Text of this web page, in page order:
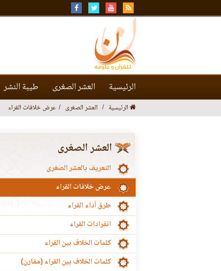
الرئيسية العشر الصغرى طيبة النشر
الرئيسية العشر الصغرى عرض خلافات القراء
العشر الصغرى
التعريف بالعشر الصغرى
عرض خلافات القراء
طرق أداء القراء
انفرادات القراء
كلمات الخلاف بين القراء
كلمات الخلاف بين القراء (مقارن)